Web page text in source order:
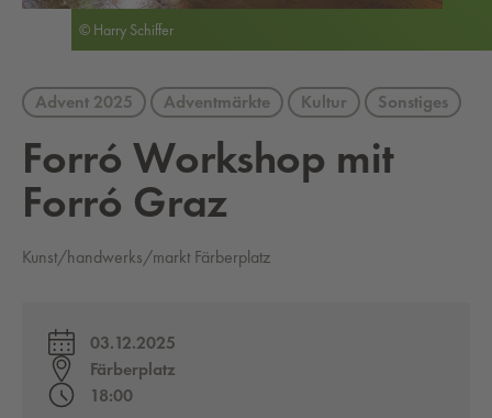
Advent 2025 Adventmärkte Kultur Sonstiges
Forró Work­shop mit
Forró Graz
Kunst/handwerks/markt Färberplatz
03.12.2025
Färberplatz
18:00
© Harry Schiffer